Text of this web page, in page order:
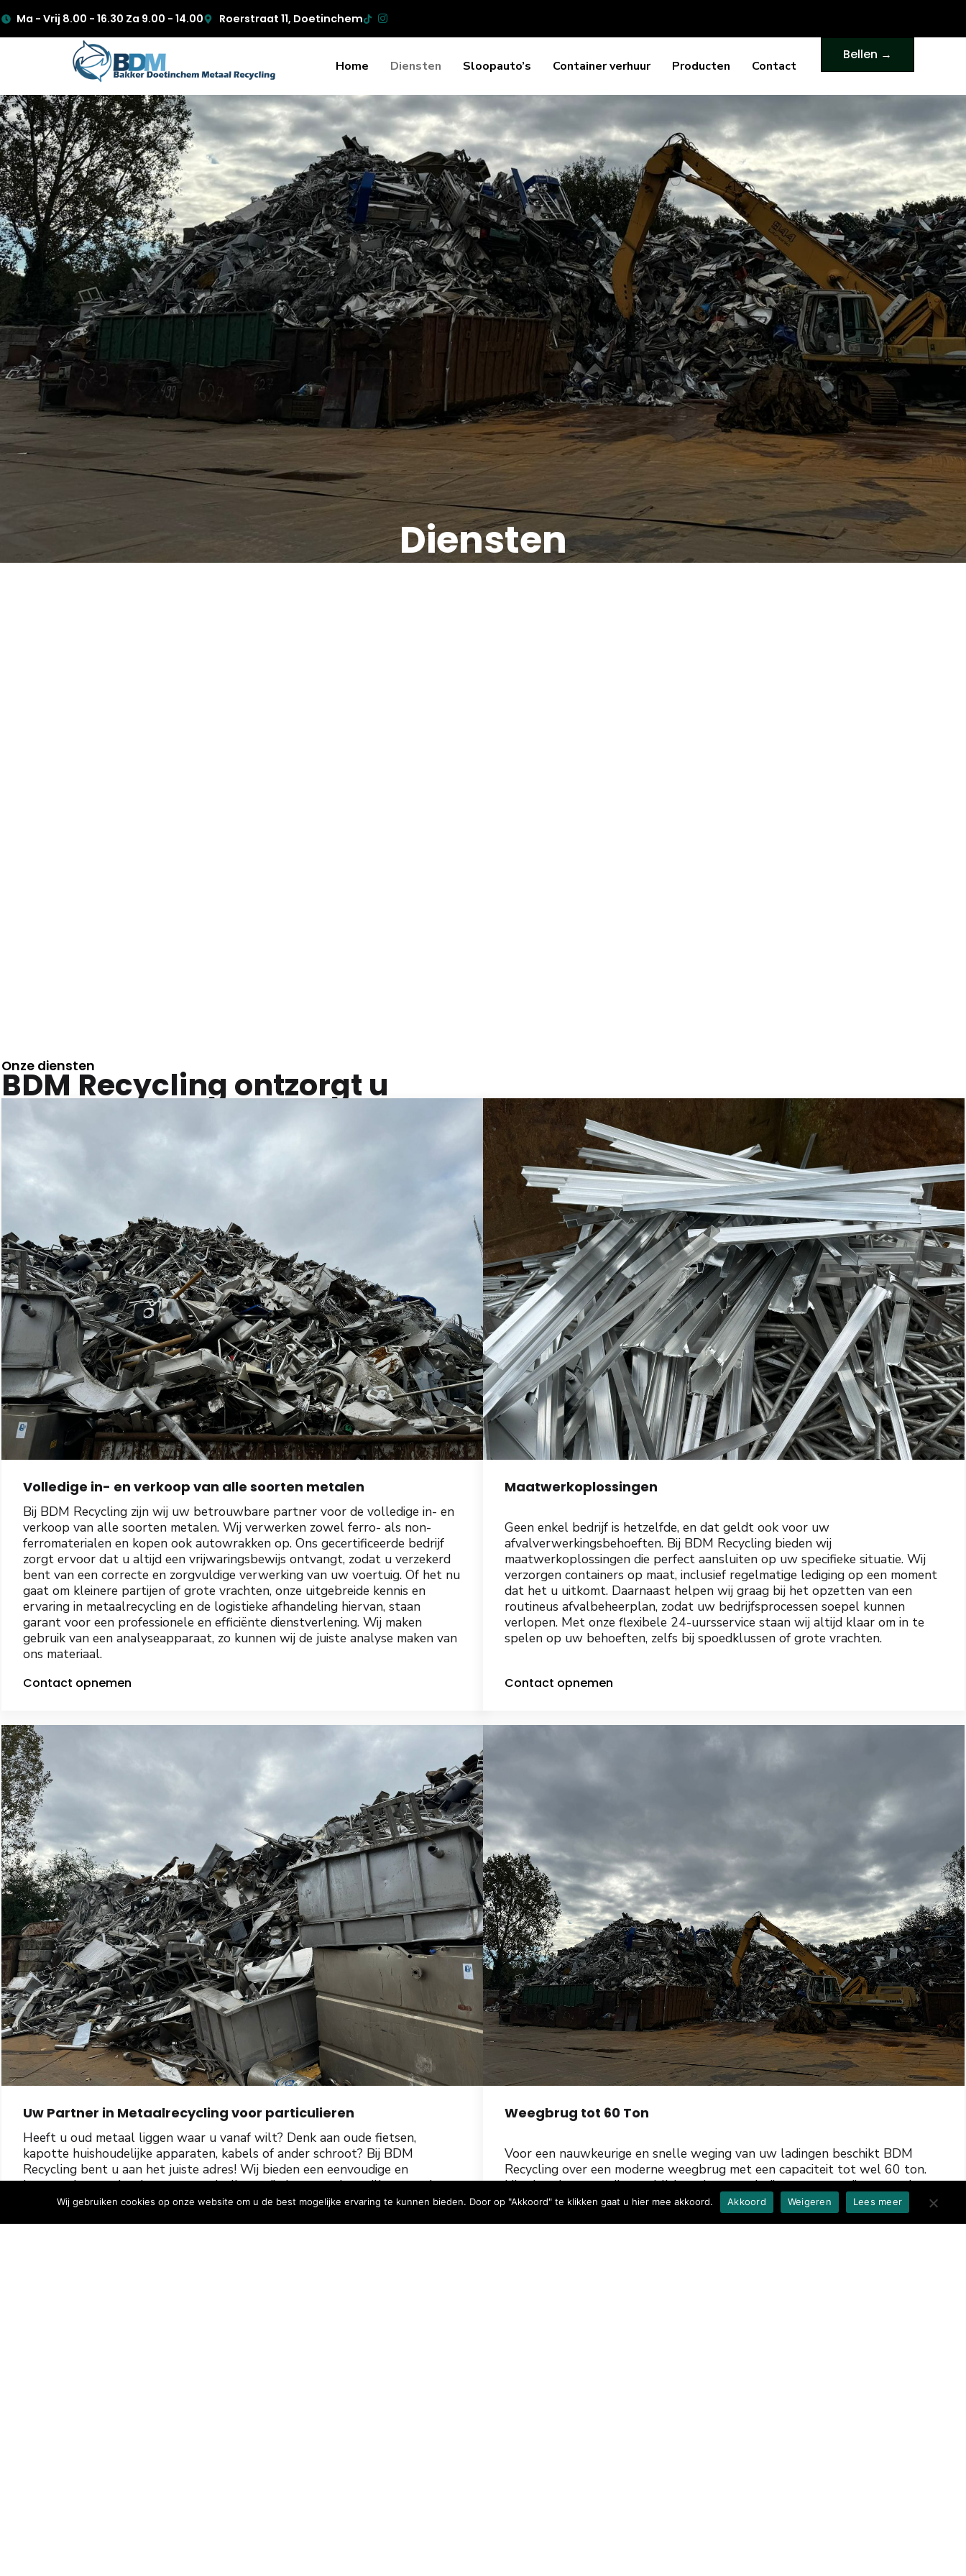
Ma - Vrij 8.00 - 16.30 Za 9.00 - 14.00 Roerstraat 11, Doetinchem
Home Diensten Sloopauto’s Container verhuur Producten Contact
Bellen →
Diensten
Onze diensten
BDM Recycling ontzorgt u
Volledige in- en verkoop van alle soorten metalen
Bij BDM Recycling zijn wij uw betrouwbare partner voor de volledige in- en
verkoop van alle soorten metalen. Wij verwerken zowel ferro- als non-
ferromaterialen en kopen ook autowrakken op. Ons gecertificeerde bedrijf
zorgt ervoor dat u altijd een vrijwaringsbewijs ontvangt, zodat u verzekerd
bent van een correcte en zorgvuldige verwerking van uw voertuig. Of het nu
gaat om kleinere partijen of grote vrachten, onze uitgebreide kennis en
ervaring in metaalrecycling en de logistieke afhandeling hiervan, staan
garant voor een professionele en efficiënte dienstverlening. Wij maken
gebruik van een analyseapparaat, zo kunnen wij de juiste analyse maken van
ons materiaal.
Contact opnemen
Maatwerkoplossingen
Geen enkel bedrijf is hetzelfde, en dat geldt ook voor uw
afvalverwerkingsbehoeften. Bij BDM Recycling bieden wij
maatwerkoplossingen die perfect aansluiten op uw specifieke situatie. Wij
verzorgen containers op maat, inclusief regelmatige lediging op een moment
dat het u uitkomt. Daarnaast helpen wij graag bij het opzetten van een
routineus afvalbeheerplan, zodat uw bedrijfsprocessen soepel kunnen
verlopen. Met onze flexibele 24-uursservice staan wij altijd klaar om in te
spelen op uw behoeften, zelfs bij spoedklussen of grote vrachten.
Contact opnemen
Uw Partner in Metaalrecycling voor particulieren
Heeft u oud metaal liggen waar u vanaf wilt? Denk aan oude fietsen,
kapotte huishoudelijke apparaten, kabels of ander schroot? Bij BDM
Recycling bent u aan het juiste adres! Wij bieden een eenvoudige en
betrouwbare oplossing voor particulieren die hun metalen willen recyclen.
Wij staan voor eerlijke vergoedingen, makkelijk en toegankelijk en voor groot
Weegbrug tot 60 Ton
Voor een nauwkeurige en snelle weging van uw ladingen beschikt BDM
Recycling over een moderne weegbrug met een capaciteit tot wel 60 ton.
Hierdoor kunnen wij zowel lichte als zware ladingen eenvoudig verwerken,
wat bijdraagt aan een efficiënte afhandeling en transparante facturering.
Onze ervaren medewerkers staan klaar om u hierbij te assisteren en te
Wij gebruiken cookies op onze website om u de best mogelijke ervaring te kunnen bieden. Door op "Akkoord" te klikken gaat u hier mee akkoord. Akkoord Weigeren Lees meer